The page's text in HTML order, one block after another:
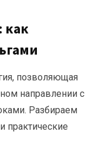
как
позволяющая
направлении с
Разбираем
практические